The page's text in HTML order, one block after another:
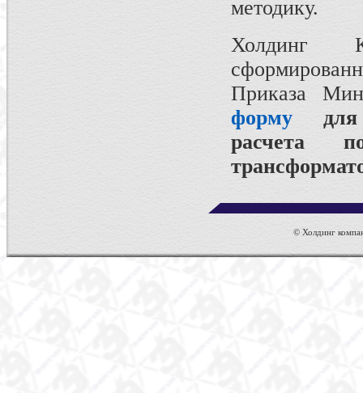
методику.
Холдинг
Приказа
форму для
расчета
© Холдинг